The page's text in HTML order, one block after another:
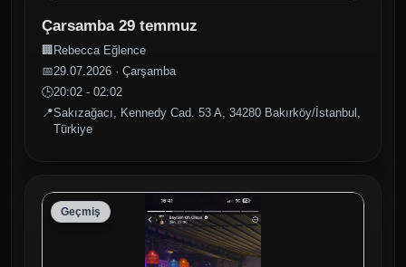
Çarsamba 29 temmuz
🏢 Rebecca Eğlence
📅29.07.2026 · Çarşamba
🕒20:02 - 02:02
📍Sakızağacı, Kennedy Cad. 53 A, 34280 Bakırköy/İstanbul,
Türkiye
Geçmiş